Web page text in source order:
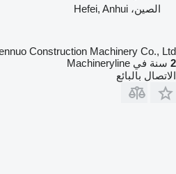
الصين، Hefei, Anhui
Construction Machinery Co., Ltd
2 سنة في Machineryline
الاتصال بالبائع